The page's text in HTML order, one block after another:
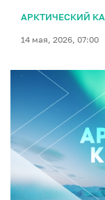
АРКТИЧЕСКИЙ
14 мая, 2026, 07:00